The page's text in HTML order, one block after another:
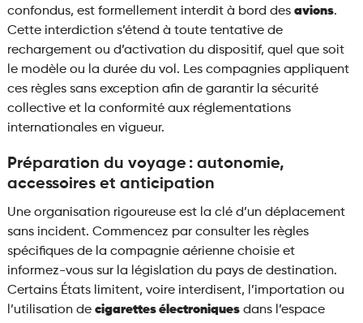
confondus, est formellement interdit à bord des avions.
Cette interdiction s’étend à toute tentative de
rechargement ou d’activation du dispositif, quel que soit
le modèle ou la durée du vol. Les compagnies appliquent
ces règles sans exception afin de garantir la sécurité
collective et la conformité aux réglementations
internationales en vigueur.
Préparation du voyage : autonomie,
accessoires et anticipation
Une organisation rigoureuse est la clé d’un déplacement
sans incident. Commencez par consulter les règles
spécifiques de la compagnie aérienne choisie et
informez-vous sur la législation du pays de destination.
Certains États limitent, voire interdisent, l’importation ou
l’utilisation de cigarettes électroniquesdans l’espace